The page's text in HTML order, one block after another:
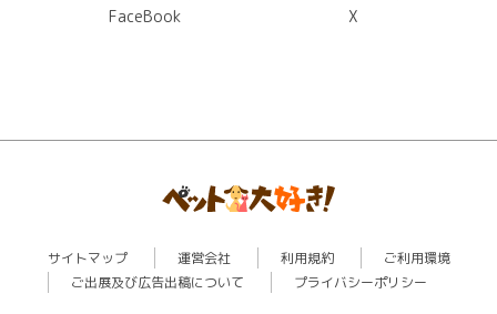
FaceBook
X
サイトマップ 運営会社 利用規約
ご利用環境
ご出展及び広告出稿について
プライバシーポリシー